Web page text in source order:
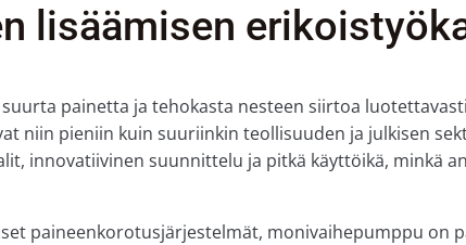
lisäämisen
painetta ja tehokasta nesteen siirtoa
niin pieniin kuin suuriinkin teollisuuden ja julkisen
innovatiivinen suunnittelu ja pitkä käyttöikä, minkä
paineenkorotusjärjestelmät, monivaihepumppu on